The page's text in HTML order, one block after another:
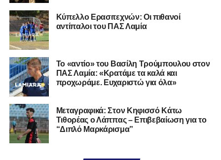
Ακολουθήστε το
μαθαίνετε πρώτοι τα κυανόλευκα νέα στην Ελλάδα και τον
υπόλοιπο κόσμο. Ακολουθήστε το lamiara.gr στο
Facebook, στο
μαθαίνετε σε χρόνο dt όλα τα νέα.
Κύπελλο Ερασιτεχνών: Οι πιθανοί
αντίπαλοι του ΠΑΣ Λαμία
Το «αντίο» του Βασίλη Τρούμπουλου στον
ΠΑΣ Λαμία: «Κρατάμε τα καλά και
προχωράμε. Ευχαριστώ για όλα»
Μεταγραφικά: Στον Κηφισσό Κάτω
Τιθορέας ο Λάππας – Επιβεβαίωση για το
“Διπλό Μαρκάρισμα”